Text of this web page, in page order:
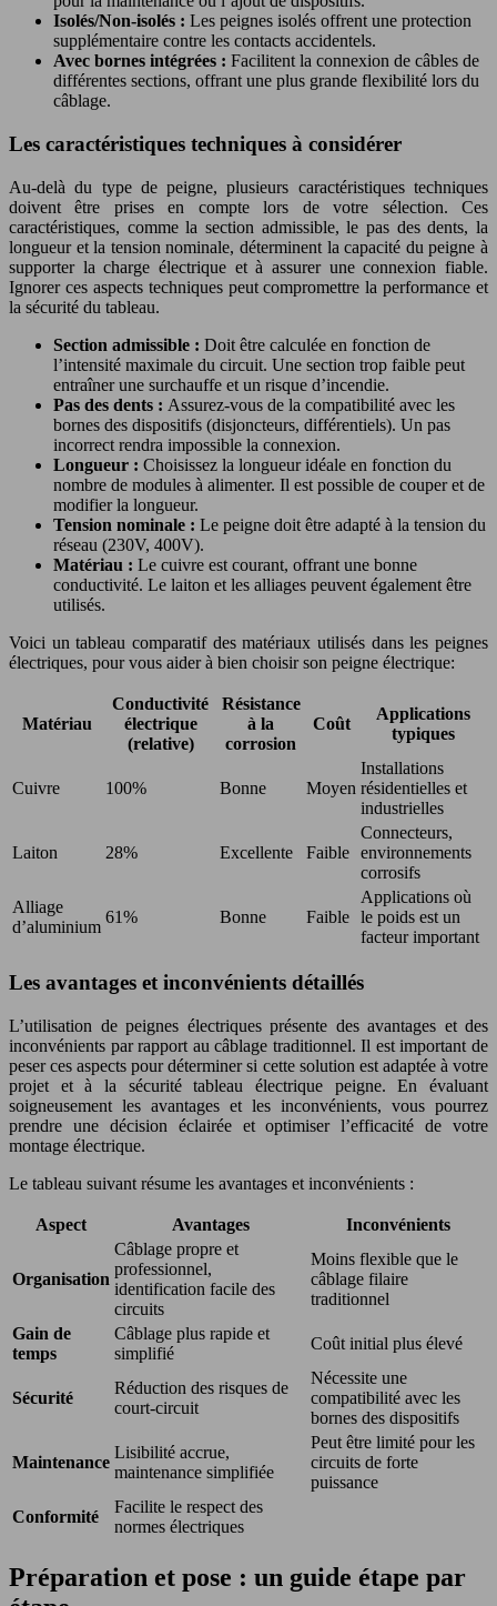
Isolés/Non-isolés : Les peignes isolés offrent une protection
supplémentaire contre les contacts accidentels.
Avec bornes intégrées : Facilitent la connexion de câbles de
différentes sections, offrant une plus grande flexibilité lors du
câblage.
Les caractéristiques techniques à considérer
Au-delà du type de peigne, plusieurs caractéristiques techniques
doivent être prises en compte lors de votre sélection. Ces
caractéristiques, comme la section admissible, le pas des dents, la
longueur et la tension nominale, déterminent la capacité du peigne à
supporter la charge électrique et à assurer une connexion fiable.
Ignorer ces aspects techniques peut compromettre la performance et
la sécurité du tableau.
Section admissible : Doit être calculée en fonction de
l’intensité maximale du circuit. Une section trop faible peut
entraîner une surchauffe et un risque d’incendie.
Pas des dents : Assurez-vous de la compatibilité avec les
bornes des dispositifs (disjoncteurs, différentiels). Un pas
incorrect rendra impossible la connexion.
Longueur : Choisissez la longueur idéale en fonction du
nombre de modules à alimenter. Il est possible de couper et de
modifier la longueur.
Tension nominale : Le peigne doit être adapté à la tension du
réseau (230V, 400V).
Matériau : Le cuivre est courant, offrant une bonne
conductivité. Le laiton et les alliages peuvent également être
utilisés.
Voici un tableau comparatif des matériaux utilisés dans les peignes
électriques, pour vous aider à bien choisir son peigne électrique:
Matériau
Conductivité
électrique
(relative)
Résistance
à la
corrosion
Coût
Applications
typiques
Cuivre 100% Bonne Moyen
Installations
résidentielles et
industrielles
Laiton 28% Excellente Faible
Connecteurs,
environnements
corrosifs
Alliage
d’aluminium
61% Bonne Faible
Applications où
le poids est un
facteur important
Les avantages et inconvénients détaillés
L’utilisation de peignes électriques présente des avantages et des
inconvénients par rapport au câblage traditionnel. Il est important de
peser ces aspects pour déterminer si cette solution est adaptée à votre
projet et à la sécurité tableau électrique peigne. En évaluant
soigneusement les avantages et les inconvénients, vous pourrez
prendre une décision éclairée et optimiser l’efficacité de votre
montage électrique.
Le tableau suivant résume les avantages et inconvénients :
Aspect Avantages Inconvénients
Organisation
Câblage propre et
professionnel,
identification facile des
circuits
Moins flexible que le
câblage filaire
traditionnel
Gain de
temps
Câblage plus rapide et
simplifié
Coût initial plus élevé
Sécurité
Réduction des risques de
court-circuit
Nécessite une
compatibilité avec les
bornes des dispositifs
Maintenance
Lisibilité accrue,
maintenance simplifiée
Peut être limité pour les
circuits de forte
puissance
Conformité
Facilite le respect des
normes électriques
Préparation et pose : un guide étape par